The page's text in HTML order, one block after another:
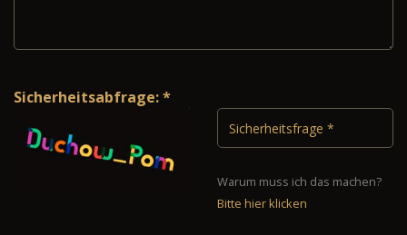
Sicherheitsabfrage: *
Warum muss ich das machen?
Bitte hier klicken